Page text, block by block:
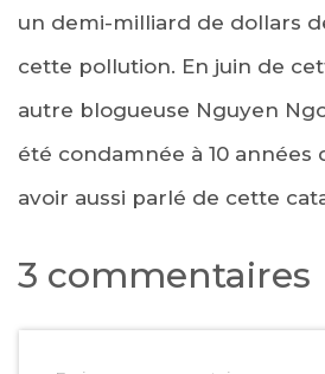
un demi-milliard de dollars
cette pollution. En juin de
autre blogueuse Nguyen
été condamnée à 10 années
avoir aussi parlé de cette
3 commentaires